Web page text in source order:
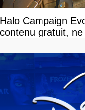
Halo Campaign
contenu gratuit,